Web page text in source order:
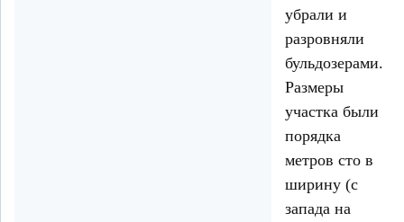
убрали и
разровняли
бульдозерами.
Размеры
участка были
порядка
метров сто в
ширину (с
запада на